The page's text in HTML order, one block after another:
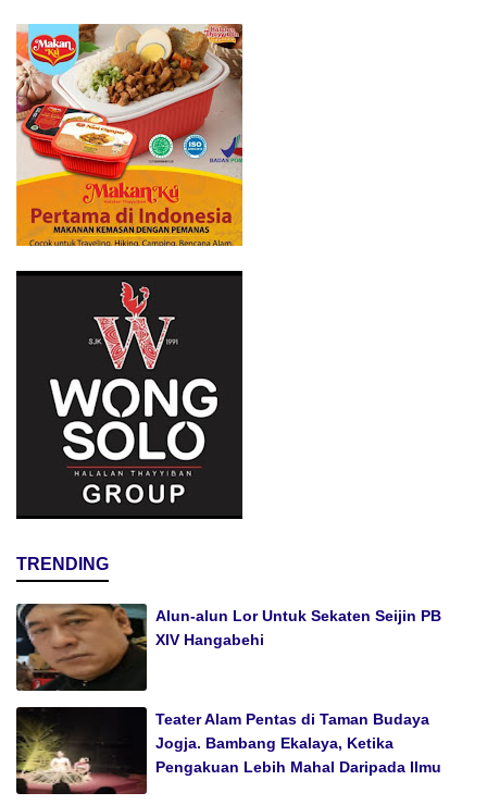
TRENDING
Alun-alun Lor Untuk Sekaten Seijin PB
XIV Hangabehi
Teater Alam Pentas di Taman Budaya
Jogja. Bambang Ekalaya, Ketika
Pengakuan Lebih Mahal Daripada Ilmu